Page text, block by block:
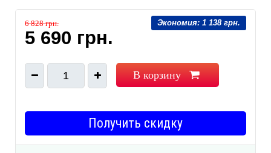
Экономия: 1 138 грн.
6 828 грн.
5 690 грн.
1 В корзину
Получить скидку